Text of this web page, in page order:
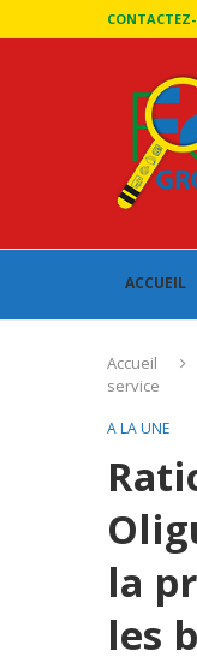
ACCUEIL
Accueil
service
A LA UNE
la
les